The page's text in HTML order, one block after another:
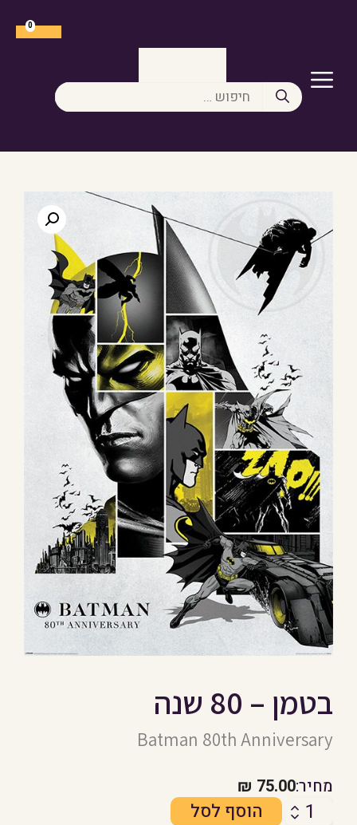
חיפוש:
0
תפריט
בטמן – 80 שנה
Batman 80th Anniversary
מחיר:75.00
₪
כמות
הוסף לסל